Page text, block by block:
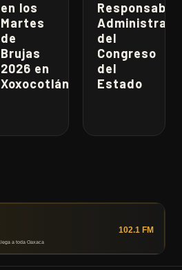
en los
Martes
de
Brujas
2026 en
Xoxocotlán
del
Congreso
del
Estado